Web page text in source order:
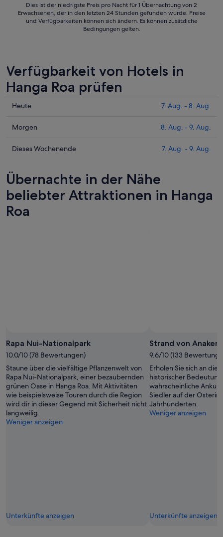
Dies ist der niedrigste Preis pro Nacht für 1 Übernachtung von 2
Erwachsenen, der in den letzten 24 Stunden gefunden wurde. Preise
und Verfügbarkeiten können sich ändern. Es können zusätzliche
Bedingungen gelten.
Verfügbarkeit von Hotels in
Hanga Roa prüfen
Prüfe
Preise
Hanga
Nacht,
Aug.
-
Heute 7. Aug. - 8. Aug.
Prüfe
Preise
Hanga
Roa
morgen
Nacht,
8.
Morgen 8. Aug. - 9. Aug.
Prüfe
Preise
für
Hanga
Roa
dieses
Dieses Wochenende 7. Aug. - 9. Aug.
Übernachte in der Nähe
beliebter Attraktionen in Hanga
Roa
Rapa Nui-Nationalpark
10.0/10 (78 Bewertungen)
Staune über die vielfältige Pflanzenwelt von
Rapa Nui-Nationalpark, einer bezaubernden
grünen Oase in Hanga Roa. Mit Aktivitäten
wie beispielsweise Touren durch die Region
wird dir in dieser Gegend mit Sicherheit nicht
langweilig.
Weniger anzeigen
Unterkünfte anzeigen
Strand von
9.6/10 (133
Erholen Sie sich an
historischer
wahrscheinliche
Siedler auf der
Jahrhunderten.
Weniger anzeigen
Unterkünfte anzeigen